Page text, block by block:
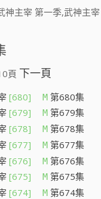
神主宰 第一季,武神主
頁 下一頁
[680] M 第680集
[679] M 第679集
[678] M 第678集
[677] M 第677集
[676] M 第676集
[675] M 第675集
[674] M 第674集